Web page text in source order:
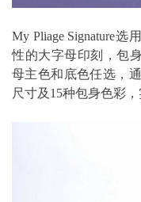
My Pliage Signature
性的大字母印刻，包
母主色和底色任选，
尺寸及15种包身色彩